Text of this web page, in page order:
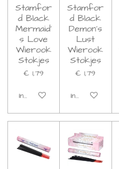
Stamfor
d Black
Mermaid'
s Love
Wierook
Stokjes
€ 1,79
In winkelwagen
Stamfor
d Black
Demon's
Lust
Wierook
Stokjes
€ 1,79
In winkelwagen